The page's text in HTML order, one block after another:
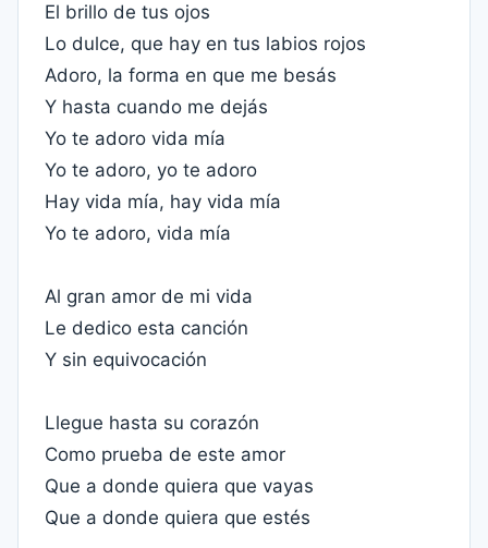
El brillo de tus ojos
Lo dulce, que hay en tus labios rojos
Adoro, la forma en que me besás
Y hasta cuando me dejás
Yo te adoro vida mía
Yo te adoro, yo te adoro
Hay vida mía, hay vida mía
Yo te adoro, vida mía
Al gran amor de mi vida
Le dedico esta canción
Y sin equivocación
Llegue hasta su corazón
Como prueba de este amor
Que a donde quiera que vayas
Que a donde quiera que estés